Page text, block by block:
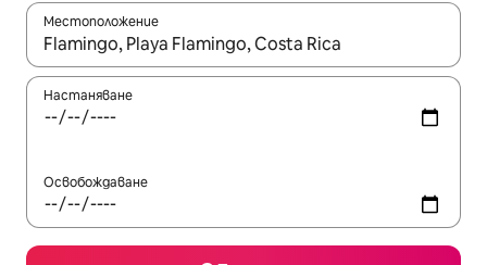
Местоположение
Когато резултатите се покажат, използвайте
Настаняване
Освобождаване